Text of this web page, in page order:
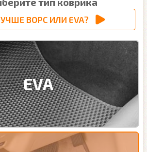
ВОРС ИЛИ EVA?
EVA